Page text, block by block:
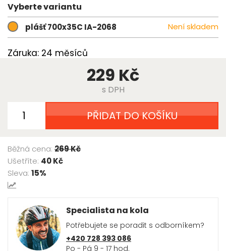
Vyberte variantu
plášť 700x35C IA-2068 Není skladem
Záruka: 24 měsíců
229 Kč
s DPH
PŘIDAT DO KOŠÍKU
Běžná cena: 269 Kč
Ušetříte: 40 Kč
Sleva: 15%
Specialista na kola
Potřebujete se poradit s odborníkem?
+420 728 393 086
Po - Pá 9 - 17 hod.